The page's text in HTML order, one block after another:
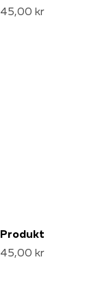
45,00 kr
Produkt
45,00 kr